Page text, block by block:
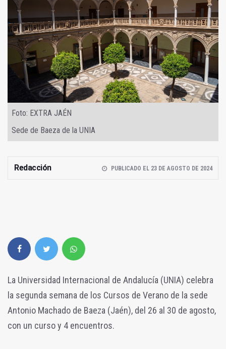
Foto: EXTRA JAÉN
Sede de Baeza de la UNIA
Redacción PUBLICADO EL 23 DE AGOSTO DE 2024
La Universidad Internacional de Andalucía (UNIA) celebra
la segunda semana de los Cursos de Verano de la sede
Antonio Machado de Baeza (Jaén), del 26 al 30 de agosto,
con un curso y 4 encuentros.